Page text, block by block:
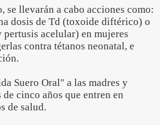
se llevarán a cabo acciones como:
dosis de Td (toxoide diftérico) o
acelular) en mujeres
contra tétanos neonatal, e
Suero Oral" a las madres y
cinco años que entren en
de salud.